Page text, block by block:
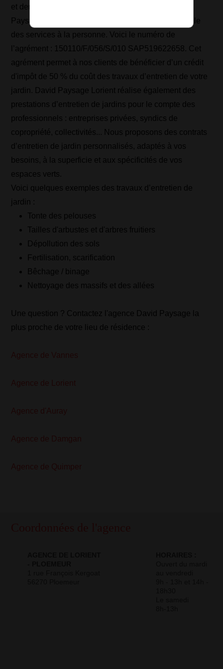
et demander votre devis gratuit. Sachez que David
Paysage dispose de l'agrément de l'Agence nationale
des services à la personne. Voici le numéro de
l’agrément : 150110/F/056/S/010 SAP519622658. Cet
agrément permet à nos clients de bénéficier d’un crédit
d'impôt de 50 % du coût des travaux d’entretien de votre
jardin. David Paysage Lorient réalise également des
prestations d’entretien de jardins pour le compte des
professionnels : entreprises privées, syndics de
copropriété, collectivités... Nous proposons des contrats
d’entretien de jardin personnalisés, adaptés à vos
besoins, à la superficie et aux spécificités de vos
espaces verts.
Voici quelques exemples des travaux d’entretien de
jardin :
Tonte des pelouses
Tailles d'arbustes et d'arbres fruitiers
Dépollution des sols
Fertilisation, scarification
Bêchage / binage
Nettoyage des massifs et des allées
Une question ? Contactez l'agence David Paysage la
plus proche de votre lieu de résidence :